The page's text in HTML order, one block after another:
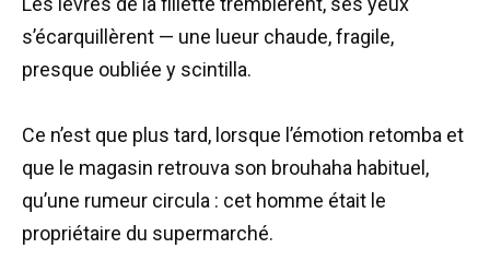
s’écarquillèrent — une lueur chaude, fragile,
presque oubliée y scintilla.
Ce n’est que plus tard, lorsque l’émotion retomba et
que le magasin retrouva son brouhaha habituel,
qu’une rumeur circula : cet homme était le
propriétaire du supermarché.